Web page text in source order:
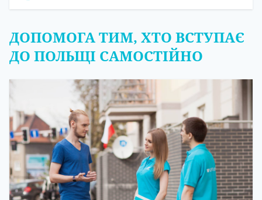
ДОПОМОГА ТИМ, ХТО ВСТУПАЄ
ДО ПОЛЬЩІ САМОСТІЙНО